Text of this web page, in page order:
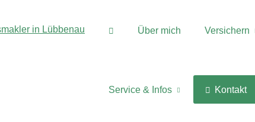
Über mich Versichern
Service & Infos Kontakt